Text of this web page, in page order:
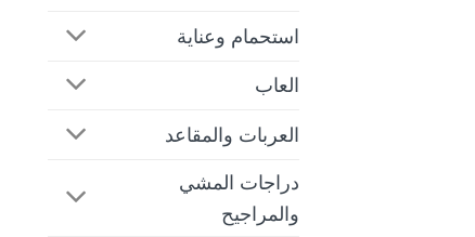
استحمام وعناية
العاب
العربات والمقاعد
دراجات المشي
والمراجيح